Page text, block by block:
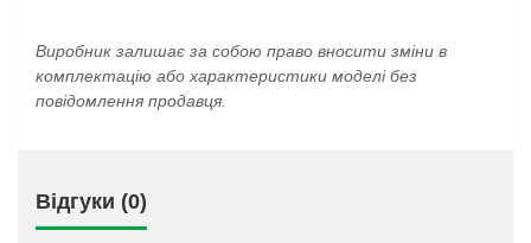
Виробник залишає за собою право вносити зміни в
комплектацію або характеристики моделі без
повідомлення продавця.
Відгуки (0)